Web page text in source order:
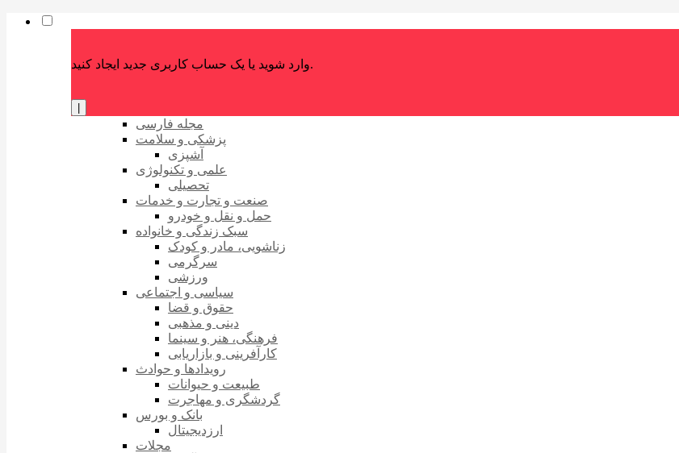
وارد شوید یا یک حساب کاربری جدید ایجاد کنید.
مجله فارسی
پزشکی و سلامت
آشپزی
علمی و تکنولوژی
تحصیلی
صنعت و تجارت و خدمات
حمل و نقل و خودرو
سبک زندگی و خانواده
زناشویی، مادر و کودک
سرگرمی
ورزشی
سیاسی و اجتماعی
حقوق و قضا
دینی و مذهبی
فرهنگی، هنر و سینما
کارآفرینی و بازاریابی
رویدادها و حوادث
طبیعت و حیوانات
گردشگری و مهاجرت
بانک و بورس
ارزدیجیتال
مجلات